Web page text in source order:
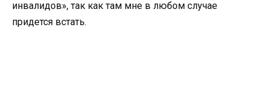
инвалидов», так как там мне в любом случае
придется встать.